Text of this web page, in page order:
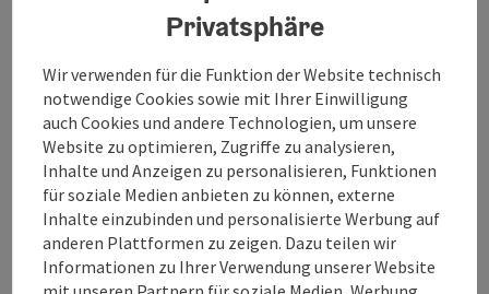
Gosau
Wanderweg
Dauer: 1h 32m
Länge: 4 km
Höhenmeter aufsteigend: 234 m
Schwierigkeit:
Mittel
Kondition:
Mittel
Privatsphäre
Wir verwenden für die Funktion der Website technisch
notwendige Cookies sowie mit Ihrer Einwilligung
auch Cookies und andere Technologien, um unsere
Website zu optimieren, Zugriffe zu analysieren,
Inhalte und Anzeigen zu personalisieren, Funktionen
für soziale Medien anbieten zu können, externe
Inhalte einzubinden und personalisierte Werbung auf
anderen Plattformen zu zeigen. Dazu teilen wir
Informationen zu Ihrer Verwendung unserer Website